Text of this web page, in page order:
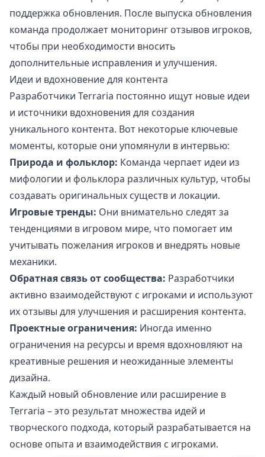
поддержка обновления. После выпуска обновления
команда продолжает мониторинг отзывов игроков,
чтобы при необходимости вносить
дополнительные исправления и улучшения.
Идеи и вдохновение для контента
Разработчики Terraria постоянно ищут новые идеи
и источники вдохновения для создания
уникального контента. Вот некоторые ключевые
моменты, которые они упомянули в интервью:
Природа и фольклор: Команда черпает идеи из
мифологии и фольклора различных культур, чтобы
создавать оригинальных существ и локации.
Игровые тренды: Они внимательно следят за
тенденциями в игровом мире, что помогает им
учитывать пожелания игроков и внедрять новые
механики.
Обратная связь от сообщества: Разработчики
активно взаимодействуют с игроками и используют
их отзывы для улучшения и расширения контента.
Проектные ограничения: Иногда именно
ограничения на ресурсы и время вдохновляют на
креативные решения и неожиданные элементы
дизайна.
Каждый новый обновление или расширение в
Terraria – это результат множества идей и
творческого подхода, который разрабатывается на
основе опыта и взаимодействия с игроками.